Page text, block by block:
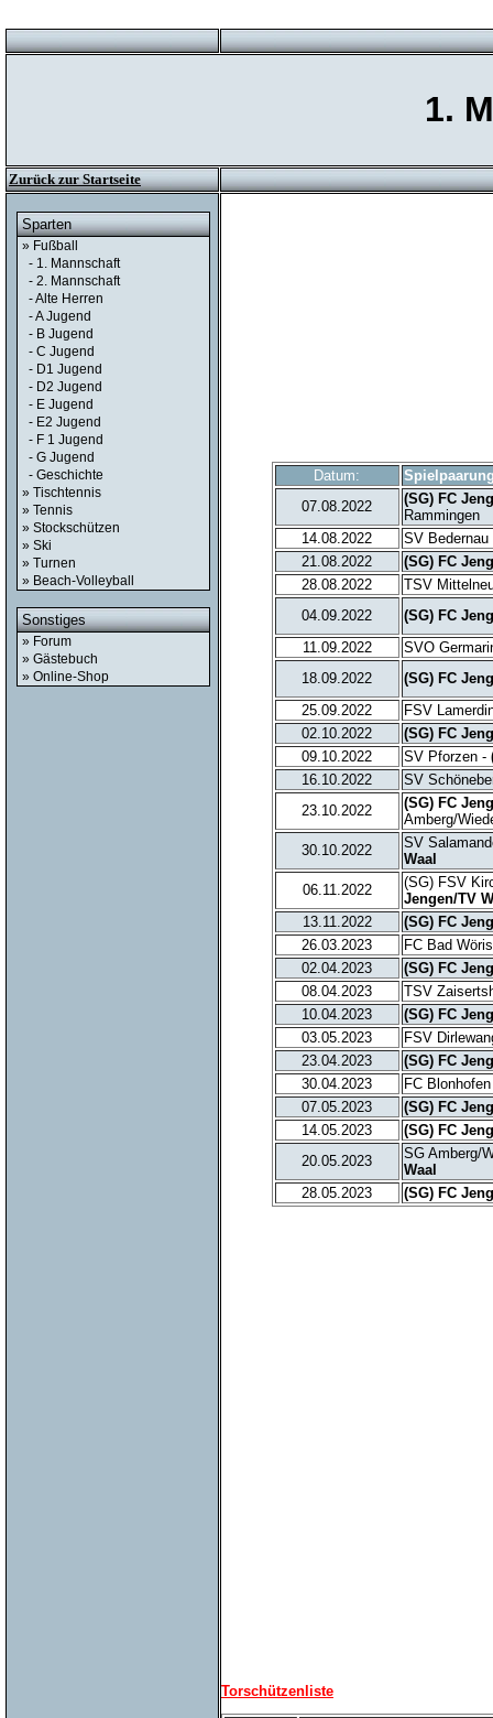
1.
Zurück zur Startseite
Sparten
» Fußball
- 1. Mannschaft
- 2. Mannschaft
- Alte Herren
- A Jugend
- B Jugend
- C Jugend
- D1 Jugend
- D2 Jugend
- E Jugend
- E2 Jugend
- F 1 Jugend
- G Jugend
- Geschichte
» Tischtennis
» Tennis
» Stockschützen
» Ski
» Turnen
» Beach-Volleyball
Sonstiges
» Forum
» Gästebuch
» Online-Shop
Datum:
07.08.2022
(SG) FC
Rammingen
14.08.2022
SV
21.08.2022
(SG) FC
28.08.2022
TSV
04.09.2022
(SG) FC
11.09.2022
SVO
18.09.2022
(SG) FC
25.09.2022
FSV
02.10.2022
(SG) FC
09.10.2022
SV Pforzen -
16.10.2022
SV
23.10.2022
(SG) FC
Amberg/
30.10.2022
SV
Waal
06.11.2022
(SG) FSV
Jengen/TV
13.11.2022
(SG) FC
26.03.2023
FC Bad
02.04.2023
(SG) FC
08.04.2023
TSV
10.04.2023
(SG) FC
03.05.2023
FSV
23.04.2023
(SG) FC
30.04.2023
FC
07.05.2023
(SG) FC
14.05.2023
(SG) FC
20.05.2023
SG Amberg/
Waal
28.05.2023
(SG) FC
Torschützenliste